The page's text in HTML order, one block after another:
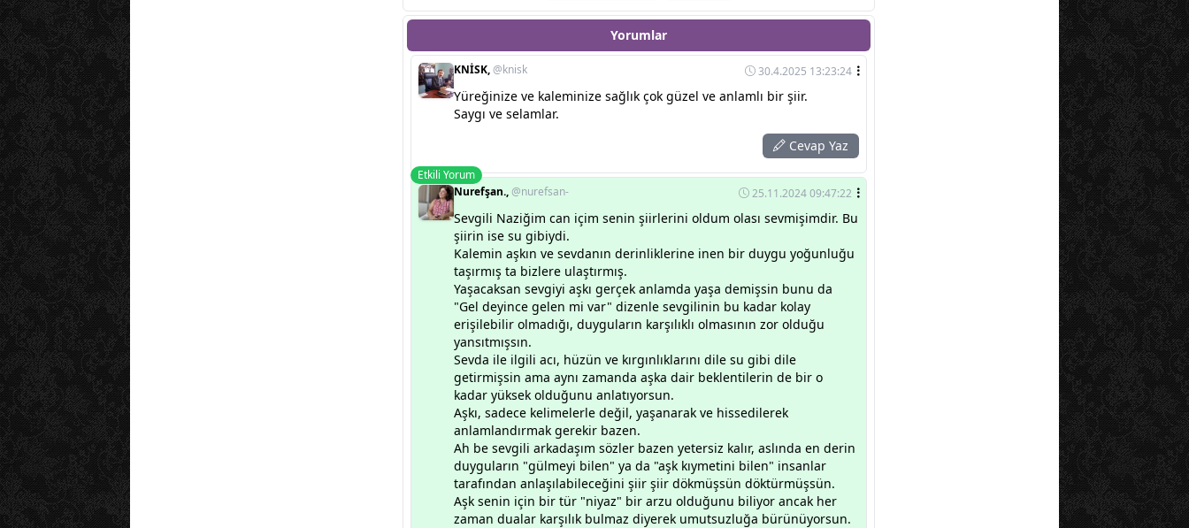
Yorumlar
KNİSK,@knisk 30.4.2025 13:23:24
Yüreğinize ve kaleminize sağlık çok güzel ve anlamlı bir şiir.
Saygı ve selamlar.
Cevap Yaz
Etkili Yorum
Nurefşan.,@nurefsan- 25.11.2024 09:47:22
Sevgili Naziğim can içim senin şiirlerini oldum olası sevmişimdir. Bu
şiirin ise su gibiydi.
Kalemin aşkın ve sevdanın derinliklerine inen bir duygu yoğunluğu
taşırmış ta bizlere ulaştırmış.
Yaşacaksan sevgiyi aşkı gerçek anlamda yaşa demişsin bunu da
"Gel deyince gelen mi var" dizenle sevgilinin bu kadar kolay
erişilebilir olmadığı, duyguların karşılıklı olmasının zor olduğu
yansıtmışsın.
Sevda ile ilgili acı, hüzün ve kırgınlıklarını dile su gibi dile
getirmişsin ama aynı zamanda aşka dair beklentilerin de bir o
kadar yüksek olduğunu anlatıyorsun.
Aşkı, sadece kelimelerle değil, yaşanarak ve hissedilerek
anlamlandırmak gerekir bazen.
Ah be sevgili arkadaşım sözler bazen yetersiz kalır, aslında en derin
duyguların "gülmeyi bilen" ya da "aşk kıymetini bilen" insanlar
tarafından anlaşılabileceğini şiir şiir dökmüşsün döktürmüşsün.
Aşk senin için bir tür "niyaz" bir arzu olduğunu biliyor ancak her
zaman dualar karşılık bulmaz diyerek umutsuzluğa bürünüyorsun.